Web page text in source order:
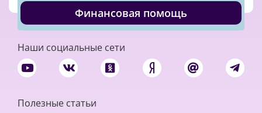
Финансовая помощь
Наши социальные сети
Полезные статьи